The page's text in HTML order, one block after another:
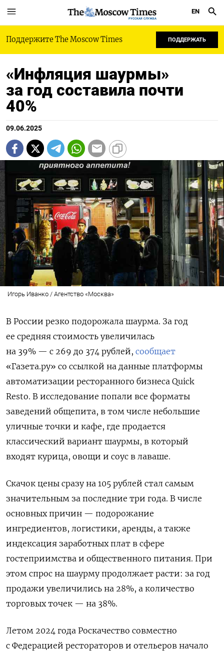
РУССКАЯ СЛУЖБА
EN
Поддержите The Moscow Times ПОДДЕРЖАТЬ
«Инфляция шаурмы»
за год составила почти
40%
09.06.2025
Игорь Иванко / Агентство «Москва»
В России резко подорожала шаурма. За год
ее средняя стоимость увеличилась
на 39% — с 269 до 374 рублей, сообщает
«Газета.ру» со ссылкой на данные платформы
автоматизации ресторанного бизнеса Quick
Resto. В исследование попали все форматы
заведений общепита, в том числе небольшие
уличные точки и кафе, где продается
классический вариант шаурмы, в который
входят курица, овощи и соус в лаваше.
Скачок цены сразу на 105 рублей стал самым
значительным за последние три года. В числе
основных причин — подорожание
ингредиентов, логистики, аренды, а также
индексация заработных плат в сфере
гостеприимства и общественного питания. При
этом спрос на шаурму продолжает расти: за год
продажи увеличились на 28%, а количество
торговых точек — на 38%.
Летом 2024 года Роскачество совместно
с Федерацией рестораторов и отельеров начало